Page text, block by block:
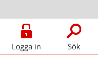
Logga in Sök